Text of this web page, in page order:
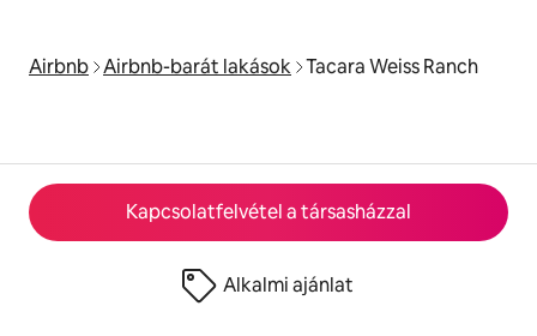
Kapcsolatfelvétel a társasházzal
Alkalmi ajánlat
Airbnb Airbnb-barát lakások Tacara Weiss Ranch